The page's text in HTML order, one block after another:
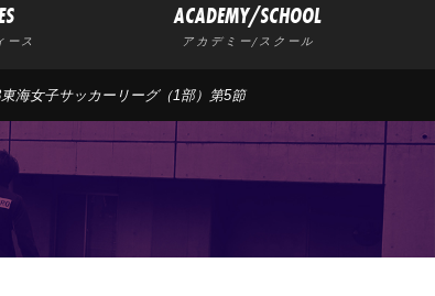
ース
ACADEMY/SCHOOL
アカデミー/スクール
海女子サッカーリーグ（1部）第5節